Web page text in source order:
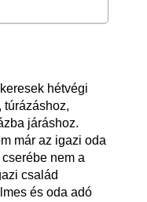
hétvégi
túrázáshoz,
járáshoz.
már az igazi oda
nem a
család
és oda adó